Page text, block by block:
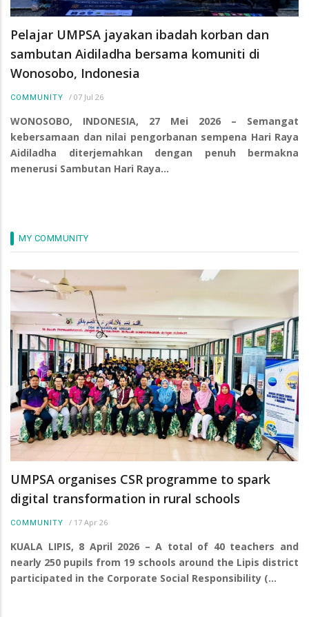
Pelajar UMPSA jayakan ibadah korban dan
sambutan Aidiladha bersama komuniti di
Wonosobo, Indonesia
COMMUNITY / 07 Jul 26
WONOSOBO, INDONESIA, 27 Mei 2026 – Semangat
kebersamaan dan nilai pengorbanan sempena Hari Raya
Aidiladha diterjemahkan dengan penuh bermakna
menerusi Sambutan Hari Raya…
MY COMMUNITY
UMPSA organises CSR programme to spark
digital transformation in rural schools
COMMUNITY / 17 Apr 26
KUALA LIPIS, 8 April 2026 – A total of 40 teachers and
nearly 250 pupils from 19 schools around the Lipis district
participated in the Corporate Social Responsibility (…